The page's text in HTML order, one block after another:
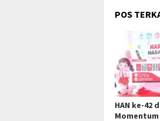
POS
HAN ke-42